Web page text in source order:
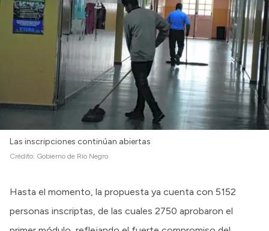
Las inscripciones continúan abiertas
Crédito: Gobierno de Río Negro
Hasta el momento, la propuesta ya cuenta con 5152
personas inscriptas, de las cuales 2750 aprobaron el